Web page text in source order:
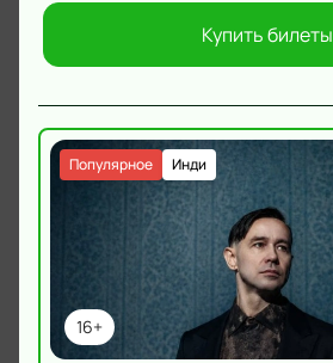
Купить билеты
16+
Инди
Популярное